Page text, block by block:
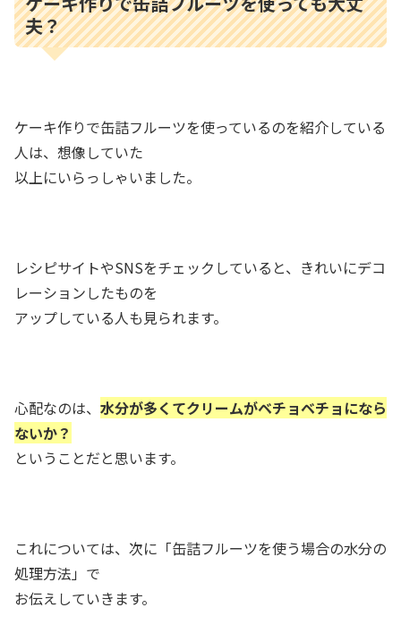
夫？
ケーキ作りで缶詰フルーツを使っているのを紹介している
人は、想像していた
以上にいらっしゃいました。
レシピサイトやSNSをチェックしていると、きれいにデコ
レーションしたものを
アップしている人も見られます。
心配なのは、 水分が多くてクリームがベチョベチョになら
ないか？
ということだと思います。
これについては、次に「缶詰フルーツを使う場合の水分の
処理方法」で
お伝えしていきます。